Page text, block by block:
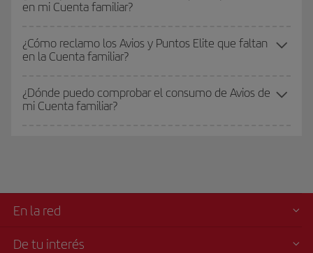
en mi Cuenta familiar?
¿Cómo reclamo los Avios y Puntos Elite que faltan
en la Cuenta familiar?
¿Dónde puedo comprobar el consumo de Avios de
mi Cuenta familiar?
En la red
De tu interés